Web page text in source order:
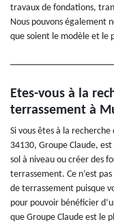
travaux de fondations,
Nous pouvons également
que soient le modèle et le
Etes-vous à la
terrassement à
Si vous êtes à la
34130, Groupe Claude,
sol à niveau ou créer des
terrassement. Ce n’est
de terrassement puisque
pour pouvoir bénéficier
que Groupe Claude est le